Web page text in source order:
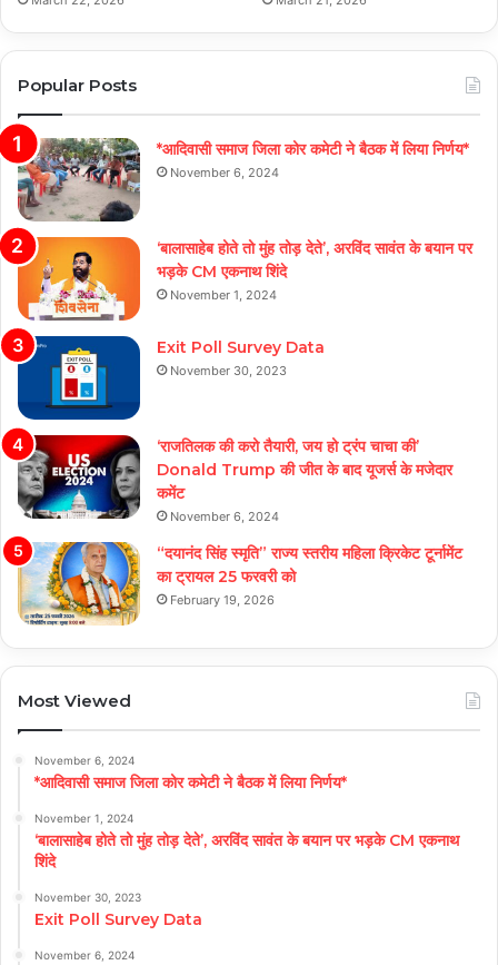
Popular Posts
*आदिवासी समाज जिला कोर कमेटी ने बैठक में लिया निर्णय*
November 6, 2024
‘बालासाहेब होते तो मुंह तोड़ देते’, अरविंद सावंत के बयान पर
भड़के CM एकनाथ शिंदे
November 1, 2024
Exit Poll Survey Data
November 30, 2023
‘राजतिलक की करो तैयारी, जय हो ट्रंप चाचा की’
Donald Trump की जीत के बाद यूजर्स के मजेदार
कमेंट
November 6, 2024
“दयानंद सिंह स्मृति” राज्य स्तरीय महिला क्रिकेट टूर्नामेंट
का ट्रायल 25 फरवरी को
February 19, 2026
Most Viewed
November 6, 2024
*आदिवासी समाज जिला कोर कमेटी ने बैठक में लिया निर्णय*
November 1, 2024
‘बालासाहेब होते तो मुंह तोड़ देते’, अरविंद सावंत के बयान पर भड़के CM एकनाथ
शिंदे
November 30, 2023
Exit Poll Survey Data
November 6, 2024